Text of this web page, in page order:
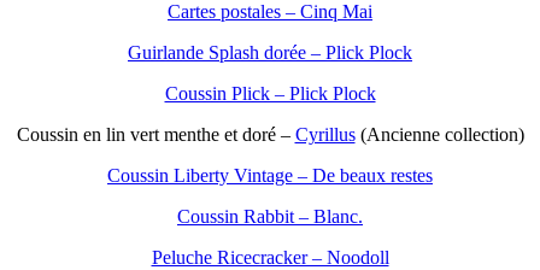
Cartes postales – Cinq Mai
Guirlande Splash dorée – Plick Plock
Coussin Plick – Plick Plock
Coussin en lin vert menthe et doré – Cyrillus(Ancienne collection)
Coussin Liberty Vintage – De beaux restes
Coussin Rabbit – Blanc.
Peluche Ricecracker – Noodoll